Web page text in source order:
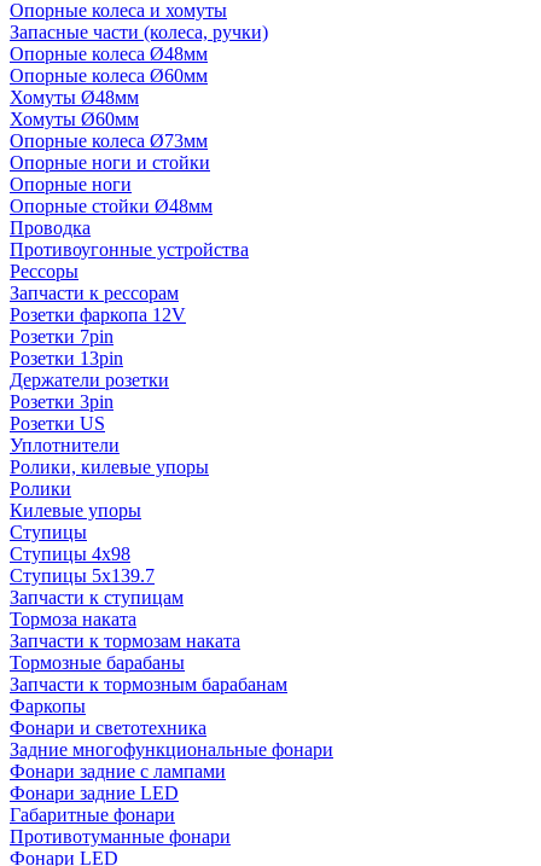
Опорные колеса и хомуты
Запасные части (колеса, ручки)
Опорные колеса Ø48мм
Опорные колеса Ø60мм
Хомуты Ø48мм
Хомуты Ø60мм
Опорные колеса Ø73мм
Опорные ноги и стойки
Опорные ноги
Опорные стойки Ø48мм
Проводка
Противоугонные устройства
Рессоры
Запчасти к рессорам
Розетки фаркопа 12V
Розетки 7pin
Розетки 13pin
Держатели розетки
Розетки 3pin
Розетки US
Уплотнители
Ролики, килевые упоры
Ролики
Килевые упоры
Ступицы
Ступицы 4x98
Ступицы 5x139.7
Запчасти к ступицам
Тормоза наката
Запчасти к тормозам наката
Тормозные барабаны
Запчасти к тормозным барабанам
Фаркопы
Фонари и светотехника
Задние многофункциональные фонари
Фонари задние с лампами
Фонари задние LED
Габаритные фонари
Противотуманные фонари
Фонари LED